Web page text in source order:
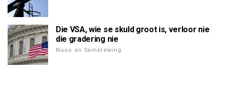
Die VSA, wie se skuld groot is, verloor nie
die gradering nie
Nuus en Samelewing